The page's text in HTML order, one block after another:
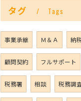
タグ Tags
事業承継 Ｍ＆Ａ 納
顧問契約 フルサポート
税務署 相談 税務調